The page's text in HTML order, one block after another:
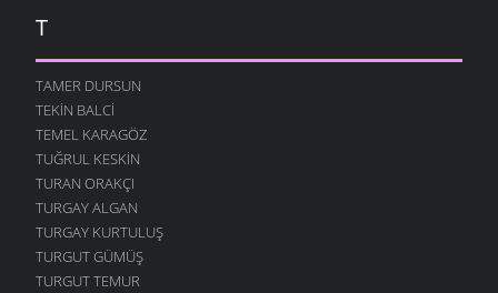
T
TAMER DURSUN
TEKIN BALCI
TEMEL KARAGÖZ
TUĞRUL KESKIN
TURAN ORAKÇI
TURGAY ALGAN
TURGAY KURTULUŞ
TURGUT GÜMÜŞ
TURGUT TEMUR